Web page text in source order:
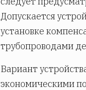
Допускается
установке
трубопроводами
Вариант
экономическими